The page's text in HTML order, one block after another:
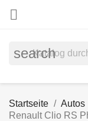

search
Startseite Autos
Renault Clio RS